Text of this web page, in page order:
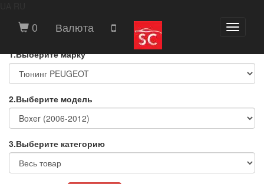
Toggle
0 Валюта
ВЫБЕРИТЕ МАРКУ И МОДЕЛЬ
АВТОМОБИЛЯ
1.Выберите марку
2.Выберите модель
3.Выберите категорию